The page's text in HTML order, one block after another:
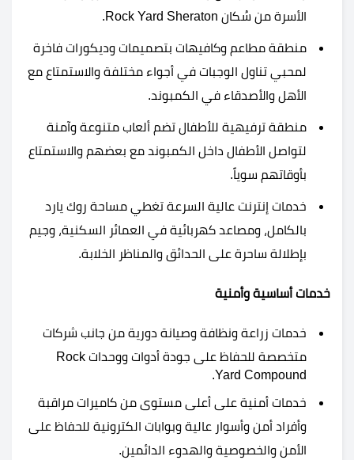
الأسرة من سُكان Rock Yard Sheraton.
منطقة مطاعم وكافيهات بتصميمات وديكورات فاخرة
لمحبي تناول الوجبات في أجواء مختلفة والاستمتاع مع
الأهل والأصدقاء في الكمبوند.
منطقة ترفيهية للأطفال تضم ألعاب متنوعة وآمنة
لتواصل الأطفال داخل الكمبوند مع بعضهم والاستمتاع
بأوقاتهم سوياً.
خدمات إنترنت عالية السرعة تغطي مساحة روك يارد
بالكامل، ومصاعد كهربائية في العمائر السكنية، وجيم
بإطلالة ساحرة على الحدائق والمناظر الخلابة.
خدمات أساسية وأمنية
خدمات زراعة ونظافة وصيانة دورية من جانب شركات
متخصصة للحفاظ على جودة أدوات ووحدات Rock
Yard Compound.
خدمات أمنية على أعلى مستوى من كاميرات مراقبة
وأفراد أمن وأسوار عالية وبوابات الكترونية للحفاظ على
الأمن والخصوصية والهدوء الدائمين.